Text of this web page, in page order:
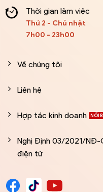
Thời gian làm việc
Thứ 2 - Chủ nhật
7h00 - 23h00
Về chúng tôi
Liên hệ
Hợp tác kinh doanh
Nghị Định 03/2021/NĐ-
điện tử